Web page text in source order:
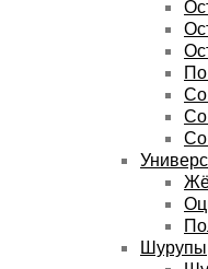
Со
Со
Со
Шурупы